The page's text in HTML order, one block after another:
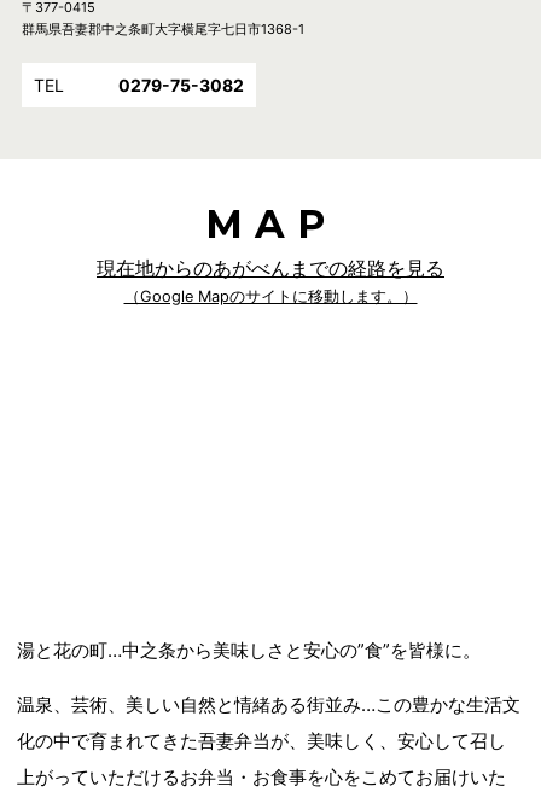
〒377-0415
群馬県吾妻郡中之条町大字横尾字七日市1368-1
TEL 0279-75-3082
MAP
現在地からのあがべんまでの経路を見る
（Google Mapのサイトに移動します。）
湯と花の町…中之条から美味しさと安心の”食”を皆様に。
温泉、芸術、美しい自然と情緒ある街並み…この豊かな生活文
化の中で育まれてきた吾妻弁当が、美味しく、安心して召し
上がっていただけるお弁当・お食事を心をこめてお届けいた